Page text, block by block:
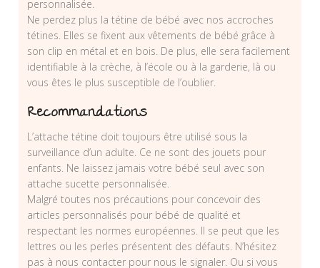
personnalisée.
Ne perdez plus la tétine de bébé avec nos accroches
tétines. Elles se fixent aux vêtements de bébé grâce à
son clip en métal et en bois. De plus, elle sera facilement
identifiable à la crèche, à l’école ou à la garderie, là ou
vous êtes le plus susceptible de l’oublier.
Recommandations
L’attache tétine doit toujours être utilisé sous la
surveillance d’un adulte. Ce ne sont des jouets pour
enfants. Ne laissez jamais votre bébé seul avec son
attache sucette personnalisée.
Malgré toutes nos précautions pour concevoir des
articles personnalisés pour bébé de qualité et
respectant les normes européennes. Il se peut que les
lettres ou les perles présentent des défauts. N’hésitez
pas à nous contacter pour nous le signaler. Ou si vous